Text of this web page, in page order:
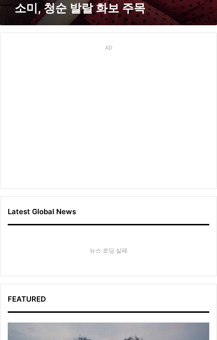
소미, 청순 발랄 화보 주목
AD
Latest Global News
뉴스 로딩 실패
FEATURED